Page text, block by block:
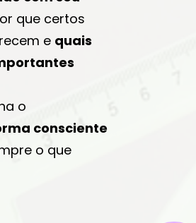
que certos
e quais
o
consciente
o que